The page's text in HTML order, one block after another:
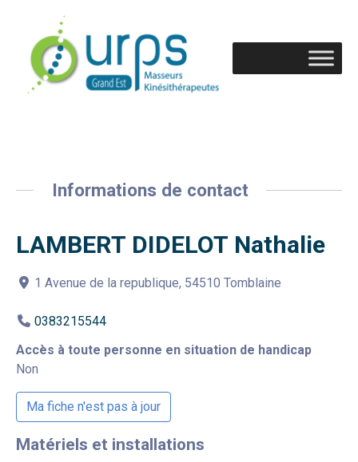
Informations de contact
LAMBERT DIDELOT Nathalie
1 Avenue de la republique, 54510 Tomblaine
0383215544
Accès à toute personne en situation de handicap
Non
Ma fiche n'est pas à jour
Matériels et installations